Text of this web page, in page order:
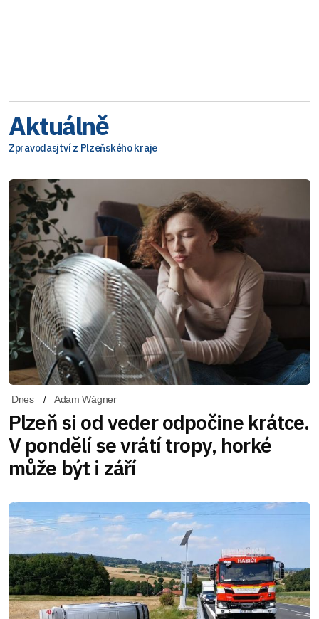
Aktuálně
Zpravodasjtví z Plzeňského kraje
Dnes Adam Wágner
Plzeň si od veder odpočine krátce.
V pondělí se vrátí tropy, horké
může být i září